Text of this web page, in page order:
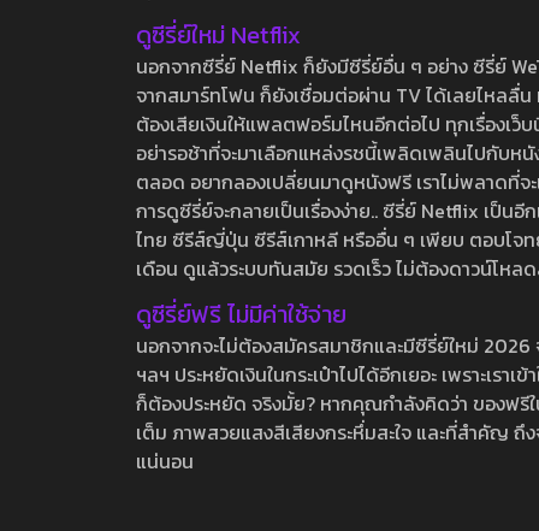
ดูซีรี่ย์ใหม่ Netflix
นอกจากซีรี่ย์ Netflix ก็ยังมีซีรี่ย์อื่น ๆ อย่าง ซีรี่ย์
จากสมาร์ทโฟน ก็ยังเชื่อมต่อผ่าน TV ได้เลยไหลลื่
ต้องเสียเงินให้แพลตฟอร์มไหนอีกต่อไป ทุกเรื่องเว็
อย่ารอช้าที่จะมาเลือกแหล่งรชนี้เพลิดเพลินไปกับห
ตลอด อยากลองเปลี่ยนมาดูหนังฟรี เราไม่พลาดที่
การดูซีรี่ย์จะกลายเป็นเรื่องง่าย.. ซีรี่ย์ Netflix เป็น
ไทย ซีรีส์ญี่ปุ่น ซีรีส์เกาหลี หรืออื่น ๆ เพียบ ตอบโจท
เดือน ดูแล้วระบบทันสมัย รวดเร็ว ไม่ต้องดาวน์โห
ดูซีรี่ย์ฟรี ไม่มีค่าใช้จ่าย
นอกจากจะไม่ต้องสมัครสมาชิกและมีซีรี่ย์ใหม่
ฯลฯ ประหยัดเงินในกระเป๋าไปได้อีกเยอะ เพราะเร
ก็ต้องประหยัด จริงมั้ย? หากคุณกำลังคิดว่า ของฟ
เต็ม ภาพสวยแสงสีเสียงกระหึ่มสะใจ และที่สำคัญ
แน่นอน